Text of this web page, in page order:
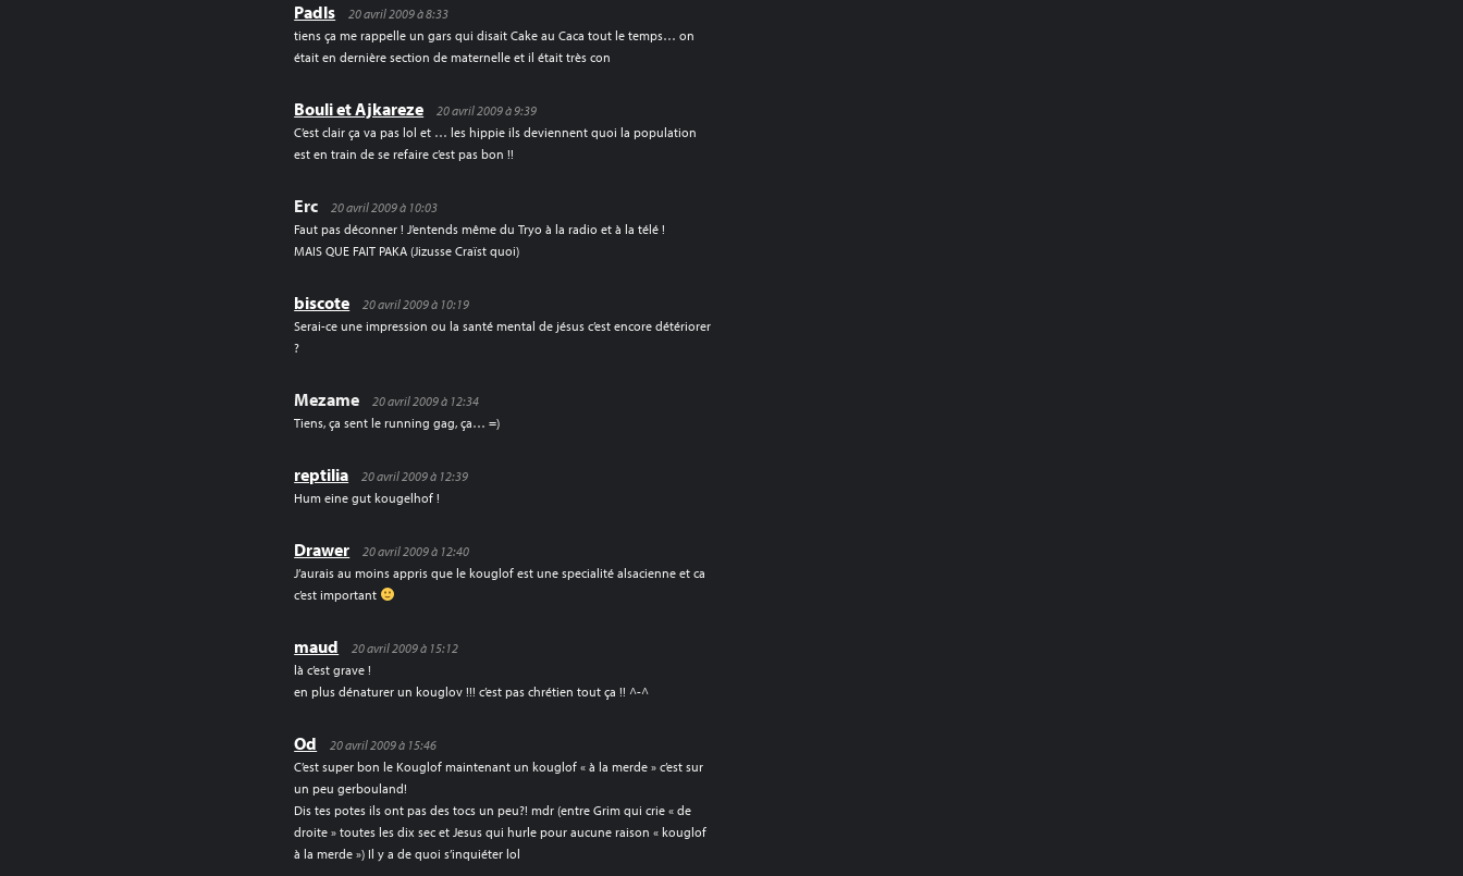
Padls
20 avril 2009 à 8:33
tiens ça me rappelle un gars qui disait Cake au Caca tout le temps… on
était en dernière section de maternelle et il était très con
Bouli et Ajkareze
20 avril 2009 à 9:39
C’est clair ça va pas lol et … les hippie ils deviennent quoi la population
est en train de se refaire c’est pas bon !!
Erc
20 avril 2009 à 10:03
Faut pas déconner ! J’entends même du Tryo à la radio et à la télé !
MAIS QUE FAIT PAKA (Jizusse Craïst quoi)
biscote
20 avril 2009 à 10:19
Serai-ce une impression ou la santé mental de jésus c’est encore détériorer
?
Mezame
20 avril 2009 à 12:34
Tiens, ça sent le running gag, ça… =)
reptilia
20 avril 2009 à 12:39
Hum eine gut kougelhof !
Drawer
20 avril 2009 à 12:40
J’aurais au moins appris que le kouglof est une specialité alsacienne et ca
c’est important
maud
20 avril 2009 à 15:12
là c’est grave !
en plus dénaturer un kouglov !!! c’est pas chrétien tout ça !! ^-^
Od
20 avril 2009 à 15:46
C’est super bon le Kouglof maintenant un kouglof « à la merde » c’est sur
un peu gerbouland!
Dis tes potes ils ont pas des tocs un peu?! mdr (entre Grim qui crie « de
droite » toutes les dix sec et Jesus qui hurle pour aucune raison « kouglof
à la merde ») Il y a de quoi s’inquiéter lol